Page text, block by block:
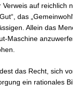
auf reichlich
das
Allein das
Maschine
das Recht, sich
ein rationales